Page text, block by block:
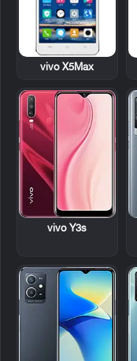
vivo X5Max
vivo Y3s